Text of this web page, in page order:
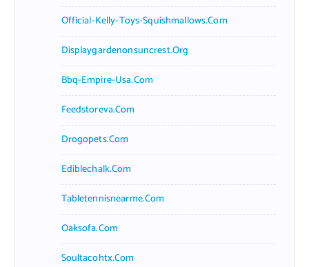
Official-Kelly-Toys-Squishmallows.com
Displaygardenonsuncrest.org
Bbq-Empire-Usa.com
Feedstoreva.com
Drogopets.com
Ediblechalk.com
Tabletennisnearme.com
Oaksofa.com
Soultacohtx.com